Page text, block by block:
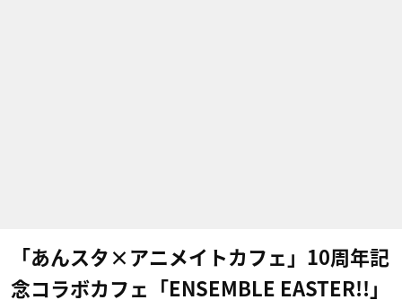
「あんスタ×アニメイトカフェ」10周年記
念コラボカフェ「ENSEMBLE EASTER!!」